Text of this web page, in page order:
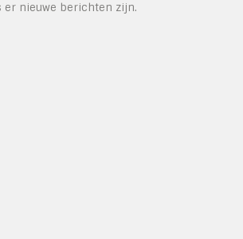
nieuwe berichten zijn.